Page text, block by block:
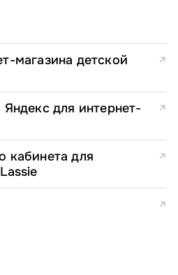
магазина детской
↗
для интернет-
↗
кабинета для
↗
↗